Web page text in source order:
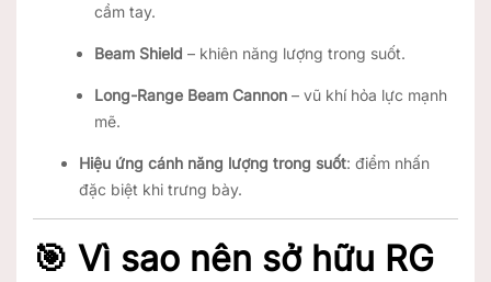
cầm tay.
Beam Shield – khiên năng lượng trong suốt.
Long-Range Beam Cannon – vũ khí hỏa lực mạnh
mẽ.
Hiệu ứng cánh năng lượng trong suốt: điểm nhấn
đặc biệt khi trưng bày.
🎯 Vì sao nên sở hữu RG